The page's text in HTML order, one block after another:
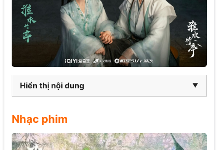
Hiển thị nội dung
Nhạc phim